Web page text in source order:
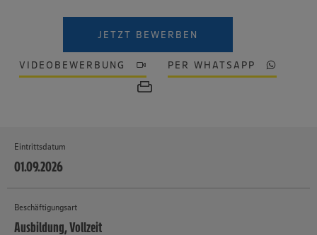
JETZT BEWERBEN
VIDEOBEWERBUNG PER WHATSAPP
Eintrittsdatum
01.09.2026
Beschäftigungsart
Ausbildung, Vollzeit